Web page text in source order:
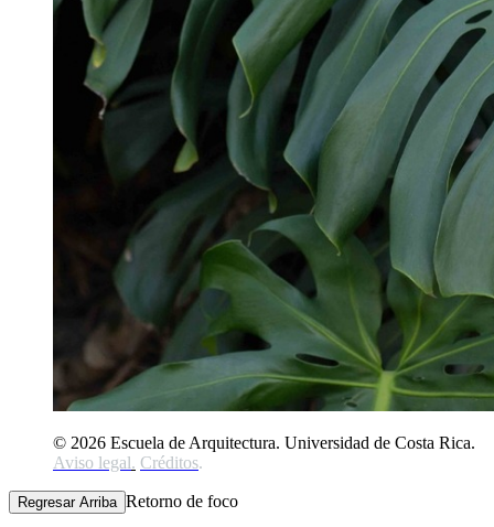
© 2026 Escuela de Arquitectura. Universidad de Costa Rica.
Aviso legal. Créditos.
Regresar Arriba Retorno de foco